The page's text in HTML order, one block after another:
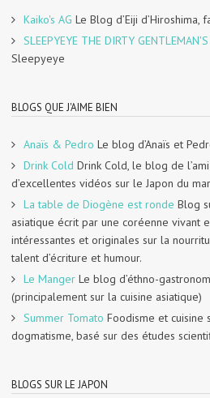
Kaiko's AG Le Blog d’Eiji d’Hiroshima,
SLEEPYEYE THE DIRTY
Sleepyeye
BLOGS QUE J'AIME BIEN
Anaïs & Pedro Le blog d’Anaïs et
Drink Cold Drink Cold, le blog de
d’excellentes vidéos sur le Japon du
La table de Diogène est ronde Blog
asiatique écrit par une coréenne vivant
intéressantes et originales sur la
talent d’écriture et humour.
Le Manger Le blog d’éthno-
(principalement sur la cuisine asiatique)
Summer Tomato Foodisme et cuisine
dogmatisme, basé sur des études
BLOGS SUR LE JAPON